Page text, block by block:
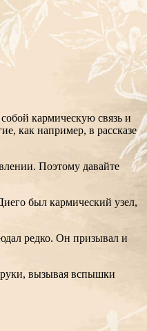
кармическую связь и
как например, в рассказе
Поэтому давайте
был кармический узел,
редко. Он призывал и
руки, вызывая вспышки